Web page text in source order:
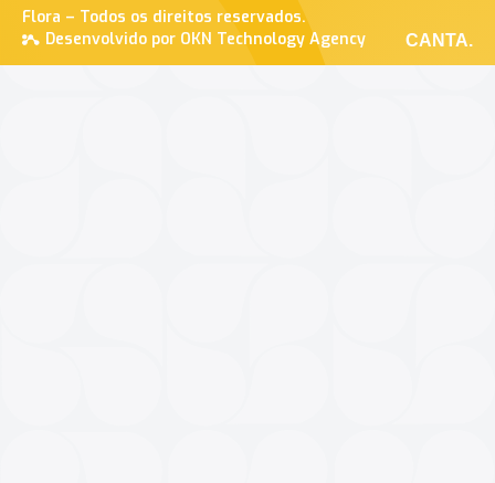
Flora – Todos os direitos reservados.
Desenvolvido por OKN Technology Agency
CANTA.